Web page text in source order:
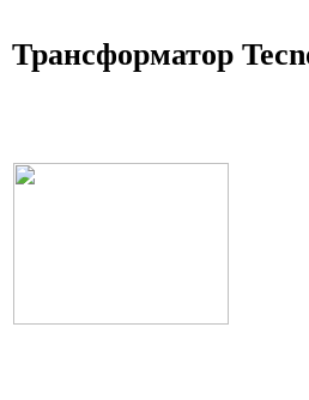
Трансформатор